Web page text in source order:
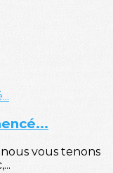
vous tenons